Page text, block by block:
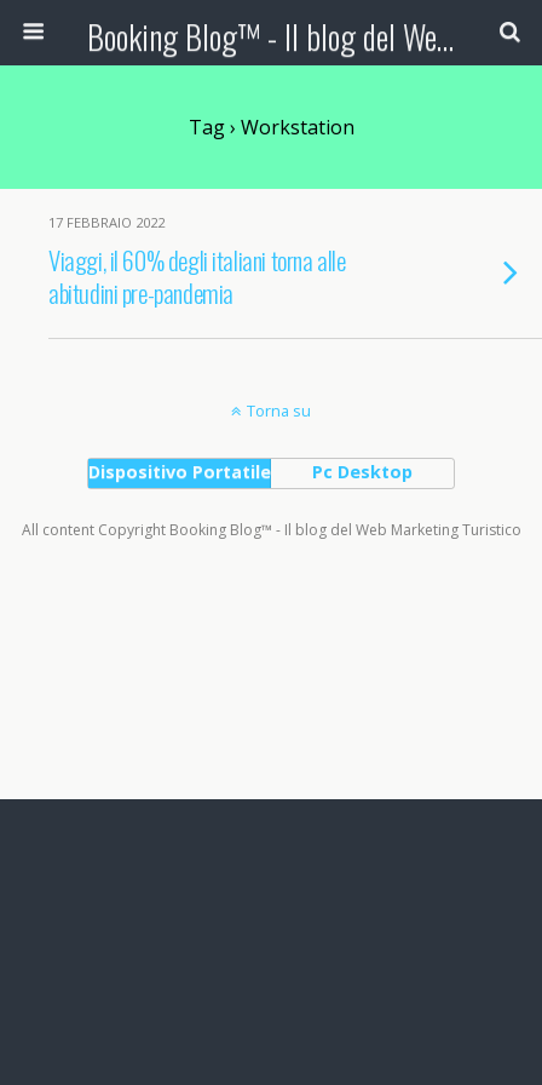
Booking Blog™ - Il blog del Web Marketing Turistico
Tag › Workstation
17 FEBBRAIO 2022
Viaggi, il 60% degli italiani torna alle
abitudini pre-pandemia
Torna su
Dispositivo Portatile Pc Desktop
All content Copyright Booking Blog™ - Il blog del Web Marketing Turistico